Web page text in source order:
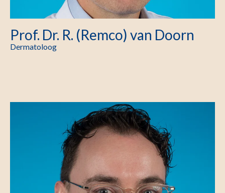
Prof. Dr. R. (Remco) van Doorn
Dermatoloog